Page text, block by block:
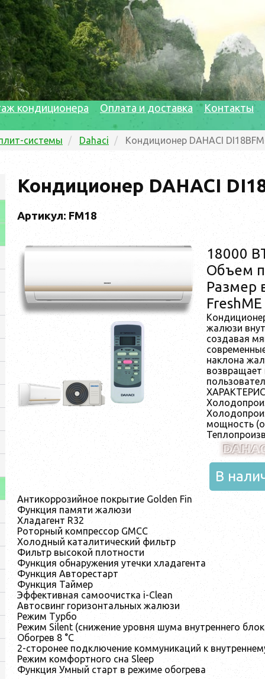
кондиционера Оплата и доставка Контакты
системы Dahaci Кондиционер DAHACI
Кондиционер DAHACI
Артикул: FM18
18000
Объем
Размер
FreshME
жалюзи
создавая
наклона
возвращает
мощность
В
Антикоррозийное покрытие Golden Fin
Функция памяти жалюзи
Хладагент R32
Роторный компрессор GMCC
Холодный каталитический фильтр
Фильтр высокой плотности
Функция обнаружения утечки хладагента
Функция Авторестарт
Функция Таймер
Эффективная самоочистка i-Clean
Автосвинг горизонтальных жалюзи
Режим Турбо
Режим Silent (снижение уровня шума внутреннего
Обогрев 8 °C
2-сторонее подключение коммуникаций к
Режим комфортного сна Sleep
Функция Умный старт в режиме обогрева